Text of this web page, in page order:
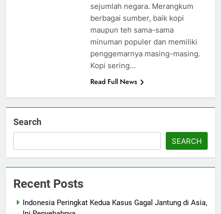
sejumlah negara. Merangkum
berbagai sumber, baik kopi
maupun teh sama-sama
minuman populer dan memiliki
penggemarnya masing-masing.
Kopi sering…
Read Full News
Search
SEARCH
Recent Posts
Indonesia Peringkat Kedua Kasus Gagal Jantung di Asia,